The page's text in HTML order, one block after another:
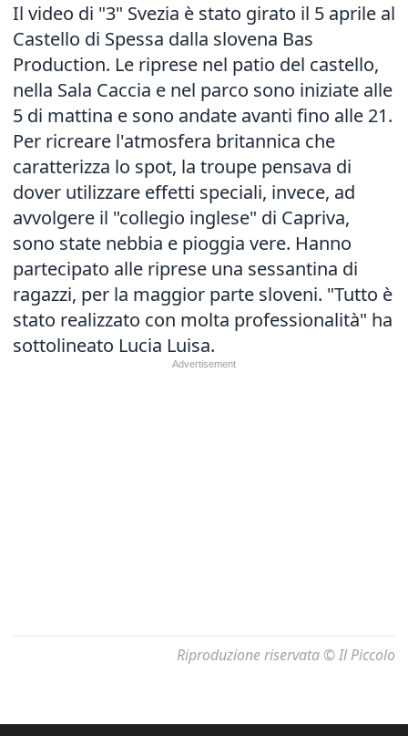
Il video di "3" Svezia è stato girato il 5 aprile al
Castello di Spessa dalla slovena Bas
Production. Le riprese nel patio del castello,
nella Sala Caccia e nel parco sono iniziate alle
5 di mattina e sono andate avanti fino alle 21.
Per ricreare l'atmosfera britannica che
caratterizza lo spot, la troupe pensava di
dover utilizzare effetti speciali, invece, ad
avvolgere il "collegio inglese" di Capriva,
sono state nebbia e pioggia vere. Hanno
partecipato alle riprese una sessantina di
ragazzi, per la maggior parte sloveni. "Tutto è
stato realizzato con molta professionalità" ha
sottolineato Lucia Luisa.
Riproduzione riservata © Il Piccolo